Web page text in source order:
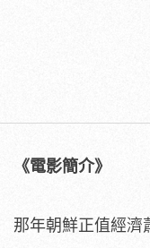
《電影簡介》
那年朝鮮正值經濟